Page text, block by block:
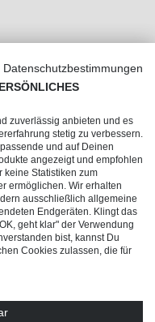
Datenschutzbestimmungen
zuverlässig anbieten und es
stetig zu verbessern.
und auf Deinen
angezeigt und empfohlen
keine Statistiken zum
ermöglichen. Wir erhalten
ausschließlich allgemeine
Endgeräten. Klingt das
geht klar" der Verwendung
bist, kannst Du
Cookies zulassen, die für